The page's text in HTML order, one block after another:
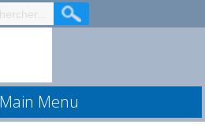
Main Menu